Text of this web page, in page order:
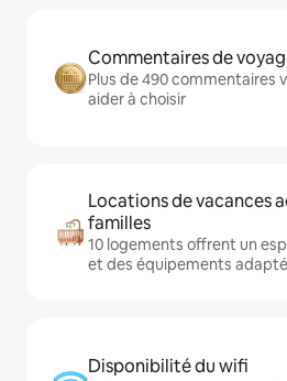
Commentaires de
Plus de 490 commentaires
aider à choisir
Locations de vacances
familles
10 logements offrent un
et des équipements
Disponibilité du wifi